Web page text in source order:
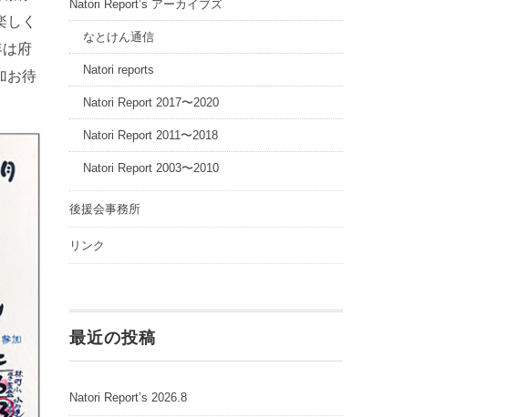
く
府
お待
Natori Report’s アーカイブズ
なとけん通信
Natori reports
Natori Report 2017〜2020
Natori Report 2011〜2018
Natori Report 2003〜2010
後援会事務所
リンク
最近の投稿
Natori Report’s 2026.8